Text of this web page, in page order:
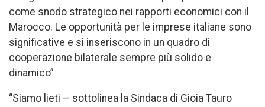
come snodo strategico nei rapporti economici con il
Marocco. Le opportunità per le imprese italiane sono
significative e si inseriscono in un quadro di
cooperazione bilaterale sempre più solido e
dinamico”
“Siamo lieti – sottolinea la Sindaca di Gioia Tauro